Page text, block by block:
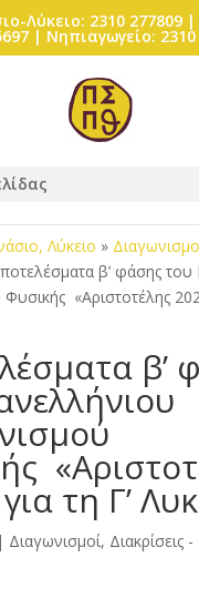
Λύκειο: 2310 277809
| Νηπιαγωγείο: 2310
Λύκειο »
β’ φάσης του
«Αριστοτέλης
β’
τη Γ’
Διαγωνισμοί, Διακρίσεις